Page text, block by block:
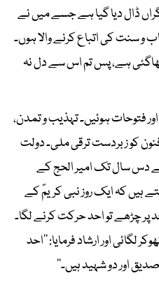
ڈال دیا گیا ہے جسے میں نے
و سنت کی اتباع کرنے والا ہوں۔
ہے، پس تم اس سے دل نہ
فتوحات ہوئیں۔ تہذیب و تمدن،
کو زبردست ترقی ملی۔ دولت
نے دس سال تک امیر الحج کے
ہیں کہ ایک روز نبی کریمؐ کے
پر چڑھے تو احد حرکت کرنے لگا۔
اور ارشاد فرمایا: ’’احد
اور دو شہید ہیں۔‘‘